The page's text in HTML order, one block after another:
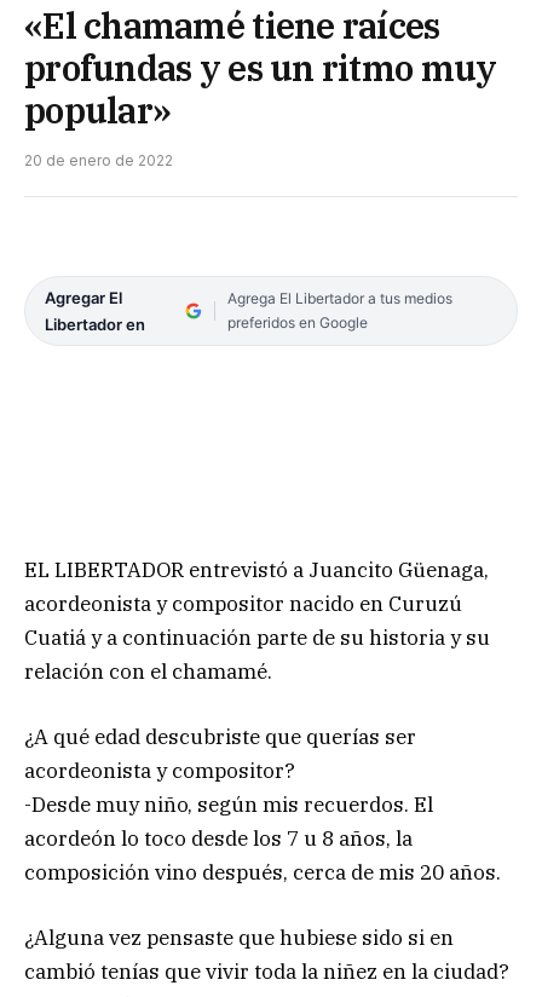
«El chamamé tiene raíces
profundas y es un ritmo muy
popular»
20 de enero de 2022
Agregar El
Libertador en
Agrega El Libertador a tus medios
preferidos en Google
EL LIBERTADOR entrevistó a Juancito Güenaga,
acordeonista y compositor nacido en Curuzú
Cuatiá y a continuación parte de su historia y su
relación con el chamamé.
¿A qué edad descubriste que querías ser
acordeonista y compositor?
-Desde muy niño, según mis recuerdos. El
acordeón lo toco desde los 7 u 8 años, la
composición vino después, cerca de mis 20 años.
¿Alguna vez pensaste que hubiese sido si en
cambió tenías que vivir toda la niñez en la ciudad?